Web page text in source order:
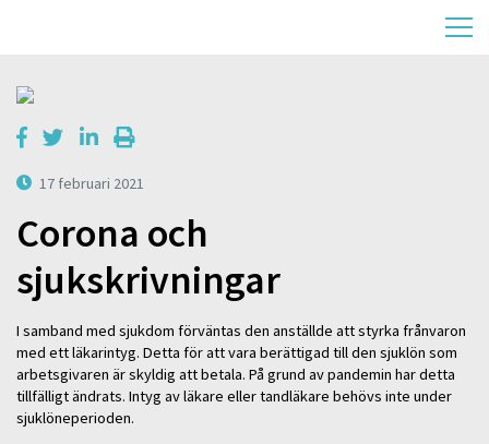
17 februari 2021
Corona och
sjukskrivningar
I samband med sjukdom förväntas den anställde att styrka frånvaron
med ett läkarintyg. Detta för att vara berättigad till den sjuklön som
arbetsgivaren är skyldig att betala. På grund av pandemin har detta
tillfälligt ändrats. Intyg av läkare eller tandläkare behövs inte under
sjuklöneperioden.